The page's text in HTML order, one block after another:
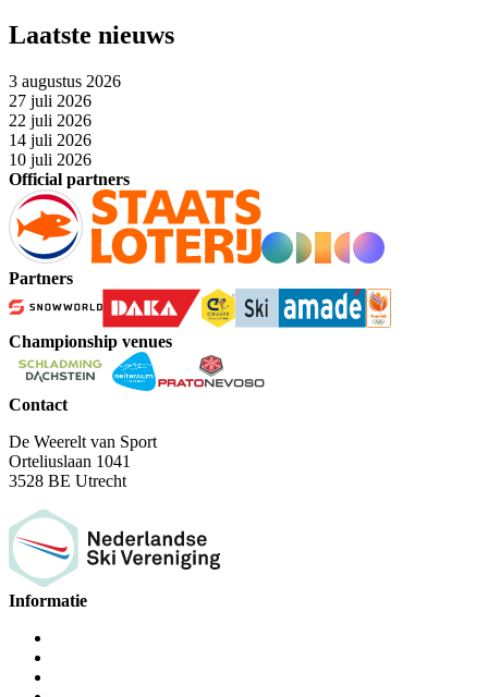
Laatste nieuws
3 augustus 2026
27 juli 2026
22 juli 2026
14 juli 2026
10 juli 2026
Official partners
Partners
Championship venues
Contact
De Weerelt van Sport
Orteliuslaan 1041
3528 BE Utrecht
Informatie